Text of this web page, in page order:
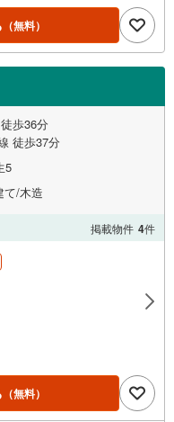
（無料）
歩36分
徒歩37分
5
て/木造
掲載物件 4件
（無料）